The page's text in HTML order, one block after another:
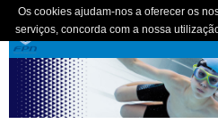
Os cookies ajudam-nos a oferecer os
serviços, concorda com a nossa